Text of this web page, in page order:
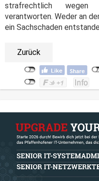
strafrechtlich wegen
verantworten. Weder an
ein Sachschaden
Zurück